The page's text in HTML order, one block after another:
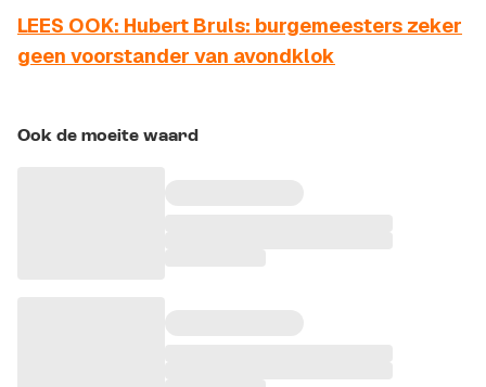
LEES OOK: Hubert Bruls: burgemeesters zeker
geen voorstander van avondklok
Ook de moeite waard